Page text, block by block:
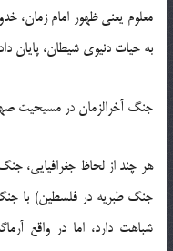
معلوم یعنی ظهور امام زمان،
به حیات دنیوی شیطان، پایان
جنگ آخرالزمان در مسیحیت
هر چند از لحاظ جغرافیایی،
جنگ طبریه در فلسطین) با
شباهت دارد، اما در واقع